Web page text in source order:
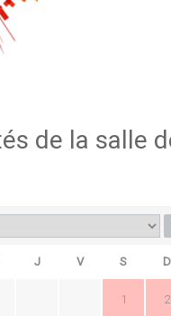
de la salle
J V S D
1 2